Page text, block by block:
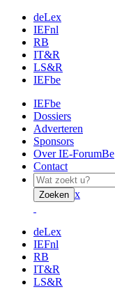
deLex
IEFnl
RB
IT&R
LS&R
IEFbe
IEFbe
Dossiers
Adverteren
Sponsors
Over IE-ForumBe
Contact
Zoeken x
deLex
IEFnl
RB
IT&R
LS&R